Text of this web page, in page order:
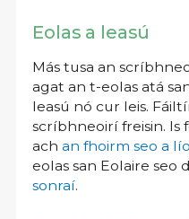
Eolas a leasú
Más tusa an
agat an t-eolas atá
leasú nó cur leis.
scríbhneoirí freisin. Is
ach an fhoirm seo a
eolas san Eolaire seo
sonraí.